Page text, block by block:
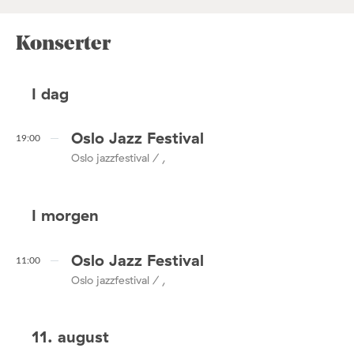
Konserter
I dag
19:00 Oslo Jazz Festival
Oslo jazzfestival / ,
I morgen
11:00 Oslo Jazz Festival
Oslo jazzfestival / ,
11. august